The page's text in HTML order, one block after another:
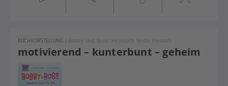
motivierend – kunterbunt – geheim
BUCHVORSTELLUNG | Bobby Und Boss: Heimlich Beste Freunde